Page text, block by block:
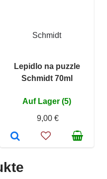
Schmidt
Lepidlo na puzzle
Schmidt 70ml
Auf Lager (5)
9,00 €